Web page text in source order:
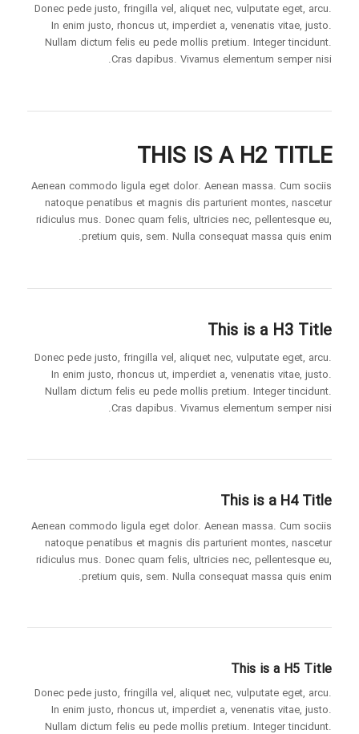
Donec pede justo, fringilla vel, aliquet nec, vulputate eget, arcu.
In enim justo, rhoncus ut, imperdiet a, venenatis vitae, justo.
Nullam dictum felis eu pede mollis pretium. Integer tincidunt.
Cras dapibus. Vivamus elementum semper nisi.
THIS IS A H2 TITLE
Aenean commodo ligula eget dolor. Aenean massa. Cum sociis
natoque penatibus et magnis dis parturient montes, nascetur
ridiculus mus. Donec quam felis, ultricies nec, pellentesque eu,
pretium quis, sem. Nulla consequat massa quis enim.
This is a H3 Title
Donec pede justo, fringilla vel, aliquet nec, vulputate eget, arcu.
In enim justo, rhoncus ut, imperdiet a, venenatis vitae, justo.
Nullam dictum felis eu pede mollis pretium. Integer tincidunt.
Cras dapibus. Vivamus elementum semper nisi.
This is a H4 Title
Aenean commodo ligula eget dolor. Aenean massa. Cum sociis
natoque penatibus et magnis dis parturient montes, nascetur
ridiculus mus. Donec quam felis, ultricies nec, pellentesque eu,
pretium quis, sem. Nulla consequat massa quis enim.
This is a H5 Title
Donec pede justo, fringilla vel, aliquet nec, vulputate eget, arcu.
In enim justo, rhoncus ut, imperdiet a, venenatis vitae, justo.
Nullam dictum felis eu pede mollis pretium. Integer tincidunt.